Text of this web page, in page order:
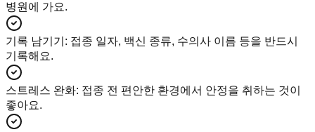
병원에 가요.
기록 남기기 : 접종 일자, 백신 종류, 수의사 이름 등을 반드시
기록해요.
스트레스 완화: 접종 전 편안한 환경에서 안정을 취하는 것이
좋아요.